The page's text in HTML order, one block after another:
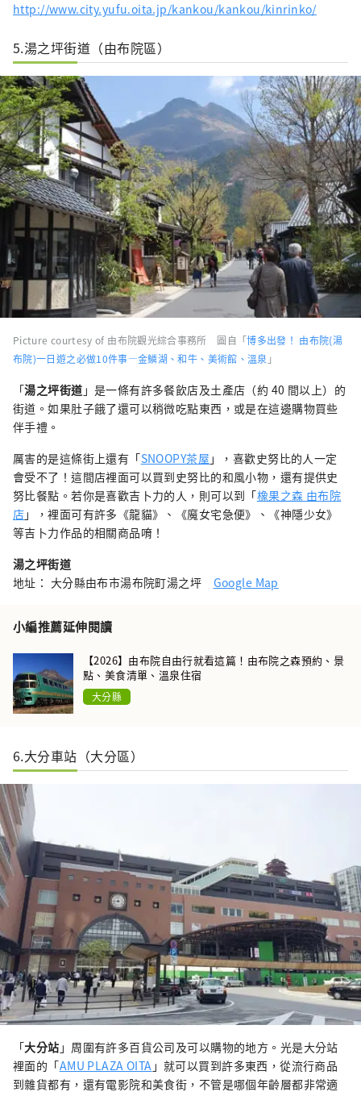
http://www.city.yufu.oita.jp/kankou/kankou/kinrinko/
5.湯之坪街道（由布院區）
Picture courtesy of 由布院觀光綜合事務所 圖自「博多出發！ 由布院(湯
布院)一日遊之必做10件事―金鱗湖、和牛、美術館、溫泉 」
「湯之坪街道 」是一條有許多餐飲店及土產店（約 40 間以上）的
街道。如果肚子餓了還可以稍微吃點東西，或是在這邊購物買些
伴手禮。
厲害的是這條街上還有「SNOOPY茶屋 」，喜歡史努比的人一定
會受不了！這間店裡面可以買到史努比的和風小物，還有提供史
努比餐點。若你是喜歡吉卜力的人，則可以到「橡果之森 由布院
店」，裡面可有許多《龍貓》、《魔女宅急便》、《神隱少女》
等吉卜力作品的相關商品唷！
湯之坪街道
地址： 大分縣由布市湯布院町湯之坪 Google Map
小編推薦延伸閱讀
【2026】由布院自由行就看這篇！由布院之森預約、景
點、美食清單、溫泉住宿
大分縣
6.大分車站（大分區）
「大分站 」周圍有許多百貨公司及可以購物的地方。光是大分站
裡面的「AMU PLAZA OITA 」就可以買到許多東西，從流行商品
到雜貨都有，還有電影院和美食街，不管是哪個年齡層都非常適